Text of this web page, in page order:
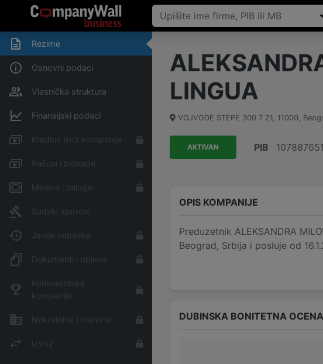
Rezime
Osnovni podaci
Vlasnička struktura
Finansijski podaci
Kreditni limit kompanije
Računi i blokade
Menice i zaloge
Sudski sporovi
Javne nabavke
Dokumenti i objave
Konkurentske
kompanije
Nekretnine i imovina
Izvoz
LINGUA
VOJVODE STEPE 300 7 21, 11000,
AKTIVAN PIB 107887651
OPIS KOMPANIJE
Preduzetnik ALEKSANDRA
Beograd, Srbija i posluje od
DUBINSKA BONITETNA